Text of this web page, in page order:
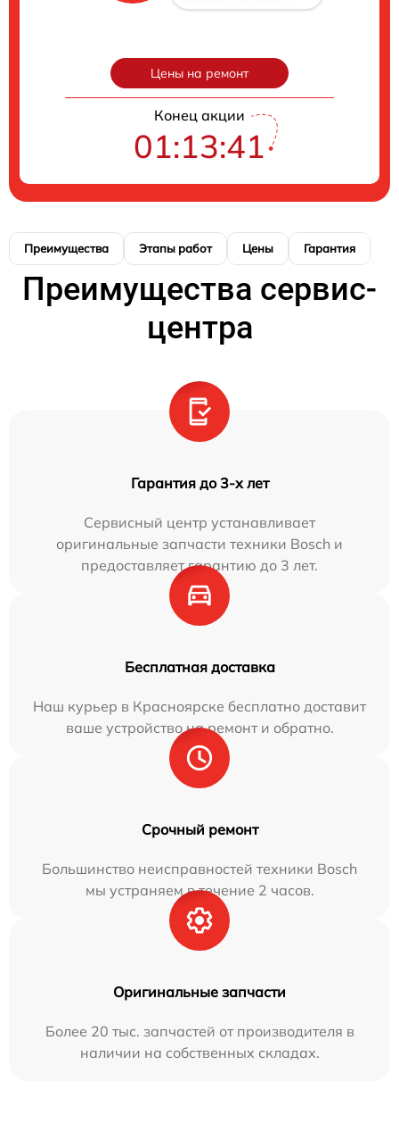
Цены на ремонт
Конец акции
01:13:40
Преимущества Этапы работ Цены Гарантия
Преимущества сервис-
центра
Гарантия до 3-х лет
Сервисный центр устанавливает
оригинальные запчасти техники Bosch и
предоставляет гарантию до 3 лет.
Бесплатная доставка
Наш курьер в Красноярске бесплатно доставит
ваше устройство на ремонт и обратно.
Срочный ремонт
Большинство неисправностей техники Bosch
мы устраняем в течение 2 часов.
Оригинальные запчасти
Более 20 тыс. запчастей от производителя в
наличии на собственных складах.